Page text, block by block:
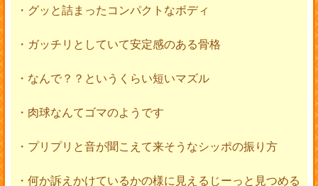
・グッと詰まったコンパクトなボディ
・ガッチリとしていて安定感のある骨格
・なんで？？というくらい短いマズル
・肉球なんてゴマのようです
・プリプリと音が聞こえて来そうなシッポの振り方
・何か訴えかけているかの様に見えるじーっと見つめる